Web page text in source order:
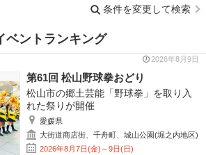
条件を変更して検索
ベントランキング
2026年8月9日
第61回 松山野球拳おどり
松山市の郷土芸能「野球拳」を取り入
れた祭りが開催
愛媛県
大街道商店街、千舟町、城山公園(堀之内地区)
2026年8月7日(金)～9日(日)